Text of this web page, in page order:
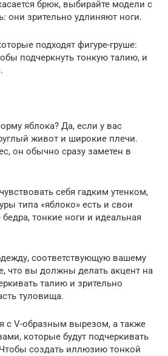
брюк, выбирайте модели с
они зрительно удлиняют ноги.
подходят фигуре-груше:
подчеркнуть тонкую талию, и
яблока? Да, если у вас
живот и широкие плечи.
он обычно сразу заметен в
себя гадким утенком,
типа «яблоко» есть и свои
тонкие ноги и идеальная
соответствующую вашему
что вы должны делать акцент на
талию и зрительно
туловища.
с V-образным вырезом, а также
которые будут подчеркивать
создать иллюзию тонкой